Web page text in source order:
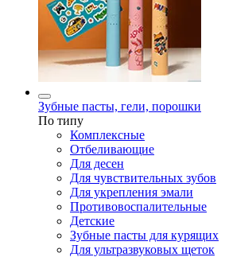
Зубные пасты, гели, порошки
По типу
Комплексные
Отбеливающие
Для десен
Для чувствительных зубов
Для укрепления эмали
Противовоспалительные
Детские
Зубные пасты для курящих
Для ультразвуковых щеток